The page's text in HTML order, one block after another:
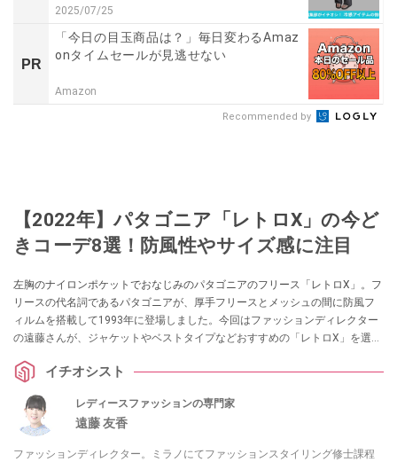
2025/07/25
PR
「今日の目玉商品は？」毎日変わるAmaz
onタイムセールが見逃せない
Amazon
Recommended by
【2022年】パタゴニア「レトロX」の今ど
きコーデ8選！防風性やサイズ感に注目
左胸のナイロンポケットでおなじみのパタゴニアのフリース「レトロX」。フ
リースの代名詞であるパタゴニアが、厚手フリースとメッシュの間に防風フ
ィルムを搭載して1993年に登場しました。今回はファッションディレクター
の遠藤さんが、ジャケットやベストタイプなどおすすめの「レトロX」を選
しのコツを解説します。
イチオシスト
レディースファッションの専門家
遠藤 友香
ファッションディレクター。ミラノにてファッションスタイリング修士課程